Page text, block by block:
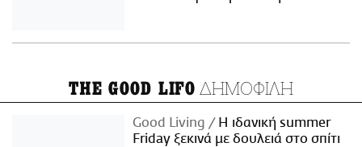
THE GOOD LIFO ΔΗΜΟΦΙΛΗ
Good Living
Η ιδανική summer
Friday ξεκινά με δουλειά στο σπίτι